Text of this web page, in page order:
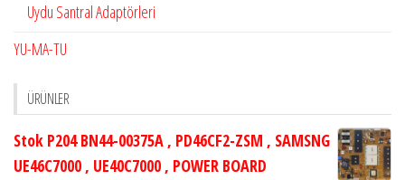
Uydu Santral Adaptörleri
YU-MA-TU
ÜRÜNLER
Stok P204 BN44-00375A , PD46CF2-ZSM , SAMSNG
UE46C7000 , UE40C7000 , POWER BOARD